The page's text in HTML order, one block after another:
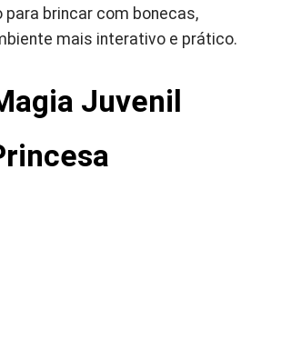
brincar com bonecas,
mais interativo e prático.
Juvenil